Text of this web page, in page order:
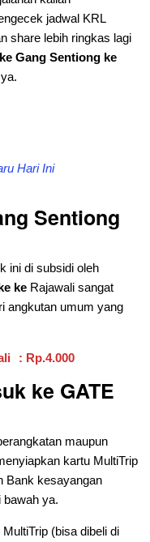
jadwal KRL
share lebih ringkas lagi
ke Gang Sentiong ke
Hari Ini
Sentiong
ini di subsidi oleh
ke Rajawali sangat
angkutan umum yang
: Rp.4.000
ke GATE
maupun
kartu MultiTrip
Bank kesayangan
bawah ya.
(bisa dibeli di